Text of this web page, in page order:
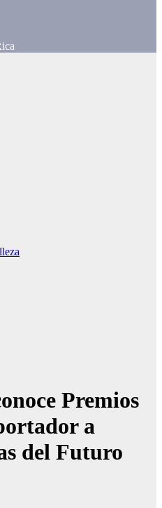
Premios
a
del Futuro